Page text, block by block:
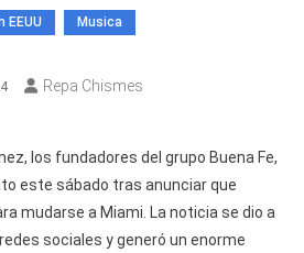
EEUU
Musica
Repa Chismes
los fundadores del grupo Buena Fe,
este sábado tras anunciar que
mudarse a Miami. La noticia se dio a
sociales y generó un enorme